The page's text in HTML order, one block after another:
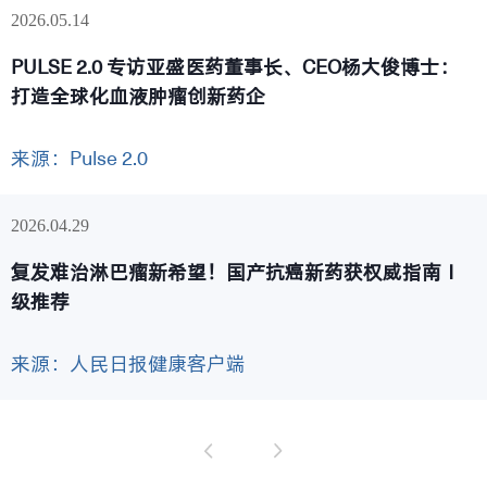
05.14
2026
PULSE 2.0 专访亚盛医药董事长、CEO杨大俊博士：
打造全球化血液肿瘤创新药企
来源：Pulse 2.0
04.29
2026
复发难治淋巴瘤新希望！国产抗癌新药获权威指南Ⅰ
级推荐
来源：人民日报健康客户端